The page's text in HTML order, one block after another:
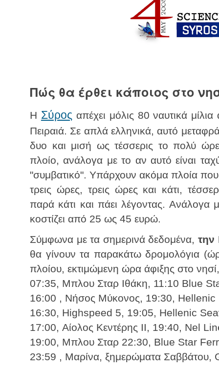
Πώς θα έρθει κάποιος στο
H Σύρος απέχει μόλις 80 ναυτικά
Πειραιά. Σε απλά ελληνικά, αυτό
δυο και μισή ως τέσσερις το πολύ
πλοίο, ανάλογα με το αν αυτό είναι
"συμβατικό". Υπάρχουν ακόμα πλοία
τρεις ώρες, τρεις ώρες και κάτι,
παρά κάτι και πάει λέγοντας. Ανάλογα
κοστίζει από 25 ως 45 ευρώ.
Σύμφωνα με τα σημερινά δεδομένα, την
θα γίνουν τα παρακάτω δρομολόγια
πλοίου, εκτιμώμενη ώρα άφιξης στο νησί,
07:35, Μπλου Σταρ Ιθάκη, 11:10 Blue
16:00 , Νήσος Μύκονος, 19:30, Hellenic
16:30, Highspeed 5, 19:05, Hellenic
17:00, Αίολος Κεντέρης ΙΙ, 19:40, Nel
19:00, Μπλου Σταρ 22:30, Blue Star
23:59 , Μαρίνα, ξημερώματα Σαββάτου,